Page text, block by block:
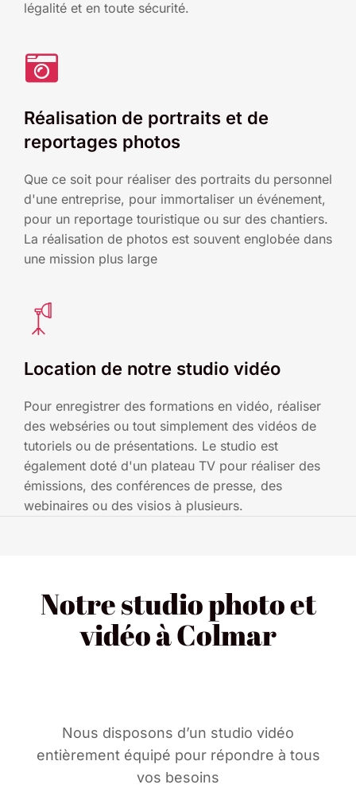
légalité et en toute sécurité.
Réalisation de portraits et de
reportages photos
Que ce soit pour réaliser des portraits du personnel
d'une entreprise, pour immortaliser un événement,
pour un reportage touristique ou sur des chantiers.
La réalisation de photos est souvent englobée dans
une mission plus large
Location de notre studio vidéo
Pour enregistrer des formations en vidéo, réaliser
des webséries ou tout simplement des vidéos de
tutoriels ou de présentations. Le studio est
également doté d'un plateau TV pour réaliser des
émissions, des conférences de presse, des
webinaires ou des visios à plusieurs.
Notre studio photo et
vidéo à Colmar
Nous disposons d’un studio vidéo
entièrement équipé pour répondre à tous
vos besoins